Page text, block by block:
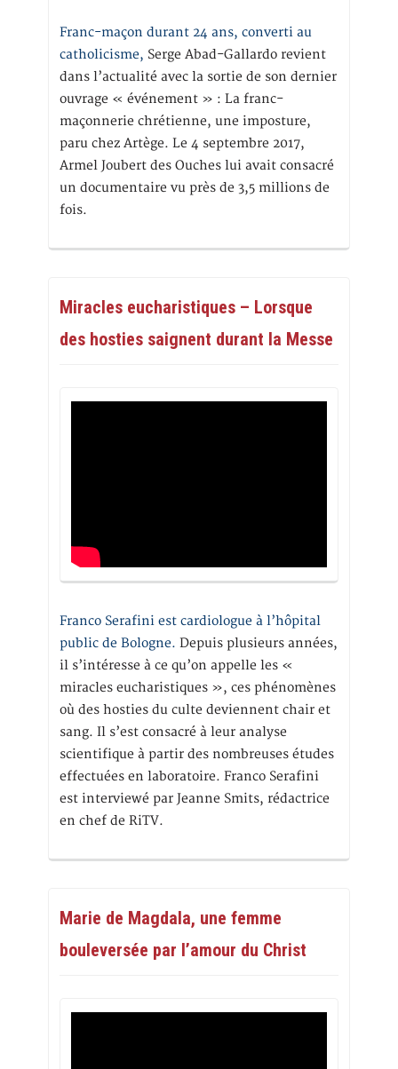
Franc-maçon durant 24 ans, converti au
catholicisme, Serge Abad-Gallardo revient
dans l’actualité avec la sortie de son dernier
ouvrage « événement » : La franc-
maçonnerie chrétienne, une imposture,
paru chez Artège. Le 4 septembre 2017,
Armel Joubert des Ouches lui avait consacré
un documentaire vu près de 3,5 millions de
fois.
Miracles eucharistiques – Lorsque
des hosties saignent durant la Messe
Franco Serafini est cardiologue à l’hôpital
public de Bologne. Depuis plusieurs années,
il s’intéresse à ce qu’on appelle les «
miracles eucharistiques », ces phénomènes
où des hosties du culte deviennent chair et
sang. Il s’est consacré à leur analyse
scientifique à partir des nombreuses études
effectuées en laboratoire. Franco Serafini
est interviewé par Jeanne Smits, rédactrice
en chef de RiTV.
Marie de Magdala, une femme
bouleversée par l’amour du Christ